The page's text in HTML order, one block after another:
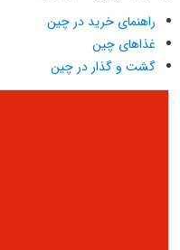
راهنمای خرید در چین
غذاهای چین
گشت و گذار در چین